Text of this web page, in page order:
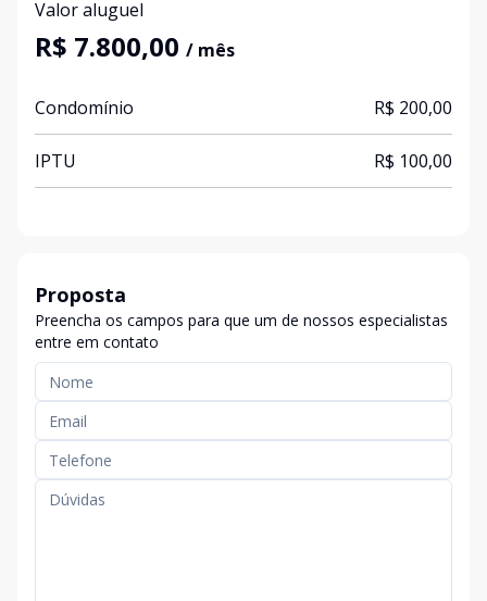
Valor aluguel
R$ 7.800,00 / mês
Condomínio R$ 200,00
IPTU R$ 100,00
Proposta
Preencha os campos para que um de nossos especialistas
entre em contato